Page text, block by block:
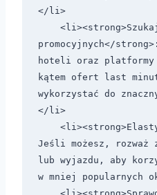
</li>
promocyjnych</
hoteli oraz platformy
kątem ofert last
wykorzystać do
</li>
Jeśli możesz, rozważ
lub wyjazdu, aby
w mniej popularnych